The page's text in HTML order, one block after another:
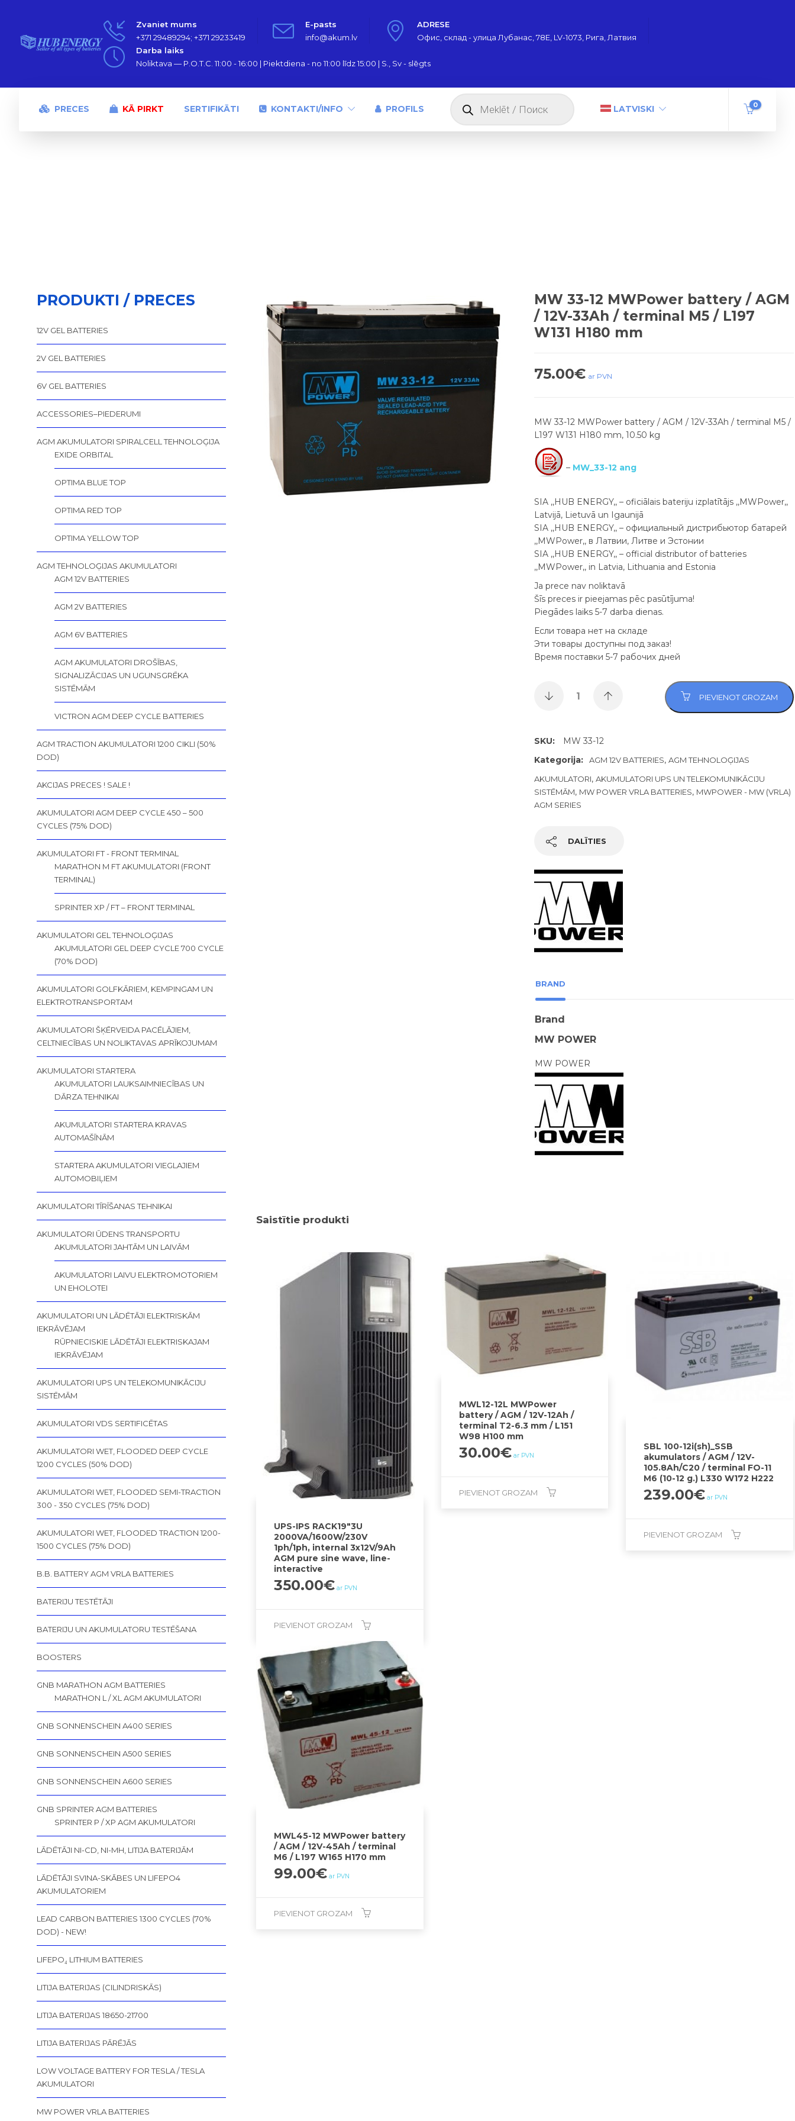
Zvaniet mums
+371 29489294; +371 29233419
E-pasts
info@akum.lv
ADRESE
Офис, склад - улица Лубанас, 78Е, LV-1073, Рига, Латвия
Darba laiks
Noliktava — P.O.T.C. 11:00 - 16:00 | Piektdiena - no 11:00 līdz 15:00 | S., Sv - slēgts
PRECES KĀ PIRKT SERTIFIKĀTI KONTAKTI/INFO PROFILS
Products
search LATVISKI 0
MW 33-12 MWPower battery / AGM
/ 12V-33Ah / terminal M5 / L197
W131 H180 mm
75.00€ ar PVN
MW 33-12 MWPower battery / AGM / 12V-33Ah / terminal M5 /
L197 W131 H180 mm, 10.50 kg
– MW_33-12 ang
SIA ,,HUB ENERGY,, – oficiālais bateriju izplatītājs ,,MWPower,,
Latvijā, Lietuvā un Igaunijā
SIA ,,HUB ENERGY,, – официальный дистрибьютор батарей
,,MWPower,, в Латвии, Литве и Эстонии
SIA ,,HUB ENERGY,, – official distributor of batteries
,,MWPower,, in Latvia, Lithuania and Estonia
Ja prece nav noliktavā
Šīs preces ir pieejamas pēc pasūtījuma!
Piegādes laiks 5-7 darba dienas.
Если товара нет на складе
Эти товары доступны под заказ!
Время поставки 5-7 рабочих дней
PIEVIENOT GROZAM
SKU:
MW 33-12
Kategorija:
AGM 12V BATTERIES, AGM TEHNOLOĢIJAS
AKUMULATORI, AKUMULATORI UPS UN TELEKOMUNIKĀCIJU
SISTĒMĀM, MW POWER VRLA BATTERIES, MWPOWER - MW (VRLA)
AGM SERIES
DALĪTIES
BRAND
Brand
MW POWER
MW POWER
Saistītie produkti
UPS-IPS RACK19″3U
2000VA/1600W/230V
1ph/1ph, internal 3x12V/9Ah
AGM pure sine wave, line-
interactive
350.00€ ar PVN
PIEVIENOT GROZAM
MWL12-12L MWPower
battery / AGM / 12V-12Ah /
terminal T2-6.3 mm / L151
W98 H100 mm
30.00€ ar PVN
PIEVIENOT GROZAM
SBL 100-12i(sh)_SSB
akumulators / AGM / 12V-
105.8Ah/C20 / terminal FO-11
M6 (10-12 g.) L330 W172 H222
239.00€ ar PVN
PIEVIENOT GROZAM
MWL45-12 MWPower battery
/ AGM / 12V-45Ah / terminal
M6 / L197 W165 H170 mm
99.00€ ar PVN
PIEVIENOT GROZAM
PRODUKTI / PRECES
12V GEL BATTERIES
2V GEL BATTERIES
6V GEL BATTERIES
ACCESSORIES–PIEDERUMI
AGM AKUMULATORI SPIRALCELL TEHNOLOĢIJA
EXIDE ORBITAL
OPTIMA BLUE TOP
OPTIMA RED TOP
OPTIMA YELLOW TOP
AGM TEHNOLOĢIJAS AKUMULATORI
AGM 12V BATTERIES
AGM 2V BATTERIES
AGM 6V BATTERIES
AGM AKUMULATORI DROŠĪBAS,
SIGNALIZĀCIJAS UN UGUNSGRĒKA
SISTĒMĀM
VICTRON AGM DEEP CYCLE BATTERIES
AGM TRACTION AKUMULATORI 1200 CIKLI (50%
DOD)
AKCIJAS PRECES ! SALE !
AKUMULATORI AGM DEEP CYCLE 450 – 500
CYCLES (75% DOD)
AKUMULATORI FT - FRONT TERMINAL
MARATHON M FT AKUMULATORI (FRONT
TERMINAL)
SPRINTER XP / FT – FRONT TERMINAL
AKUMULATORI GEL TEHNOLOĢIJAS
AKUMULATORI GEL DEEP CYCLE 700 CYCLE
(70% DOD)
AKUMULATORI GOLFKĀRIEM, KEMPINGAM UN
ELEKTROTRANSPORTAM
AKUMULATORI ŠĶĒRVEIDA PACĒLĀJIEM,
CELTNIECĪBAS UN NOLIKTAVAS APRĪKOJUMAM
AKUMULATORI STARTERA
AKUMULATORI LAUKSAIMNIECĪBAS UN
DĀRZA TEHNIKAI
AKUMULATORI STARTERA KRAVAS
AUTOMAŠĪNĀM
STARTERA AKUMULATORI VIEGLAJIEM
AUTOMOBIĻIEM
AKUMULATORI TĪRĪŠANAS TEHNIKAI
AKUMULATORI ŪDENS TRANSPORTU
AKUMULATORI JAHTĀM UN LAIVĀM
AKUMULATORI LAIVU ELEKTROMOTORIEM
UN EHOLOTEI
AKUMULATORI UN LĀDĒTĀJI ELEKTRISKĀM
IEKRĀVĒJAM
RŪPNIECISKIE LĀDĒTĀJI ELEKTRISKAJAM
IEKRĀVĒJAM
AKUMULATORI UPS UN TELEKOMUNIKĀCIJU
SISTĒMĀM
AKUMULATORI VDS SERTIFICĒTAS
AKUMULATORI WET, FLOODED DEEP CYCLE
1200 CYCLES (50% DOD)
AKUMULATORI WET, FLOODED SEMI-TRACTION
300 - 350 CYCLES (75% DOD)
AKUMULATORI WET, FLOODED TRACTION 1200-
1500 CYCLES (75% DOD)
B.B. BATTERY AGM VRLA BATTERIES
BATERIJU TESTĒTĀJI
BATERIJU UN AKUMULATORU TESTĒŠANA
BOOSTERS
GNB MARATHON AGM BATTERIES
MARATHON L / XL AGM AKUMULATORI
GNB SONNENSCHEIN A400 SERIES
GNB SONNENSCHEIN A500 SERIES
GNB SONNENSCHEIN A600 SERIES
GNB SPRINTER AGM BATTERIES
SPRINTER P / XP AGM AKUMULATORI
LĀDĒTĀJI NI-CD, NI-MH, LITIJA BATERIJĀM
LĀDĒTĀJI SVINA-SKĀBES UN LIFEPO4
AKUMULATORIEM
LEAD CARBON BATTERIES 1300 CYCLES (70%
DOD) - NEW!
LIFEPO₄ LITHIUM BATTERIES
LITIJA BATERIJAS (CILINDRISKĀS)
LITIJA BATERIJAS 18650-21700
LITIJA BATERIJAS PĀRĒJĀS
LOW VOLTAGE BATTERY FOR TESLA / TESLA
AKUMULATORI
MW POWER VRLA BATTERIES